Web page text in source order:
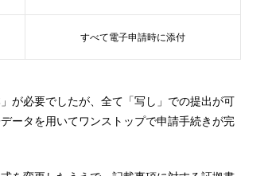
すべて電子申請時に添付
が必要でしたが、全て「写し」での提出が可
ータを用いてワンストップで申請手続きが完